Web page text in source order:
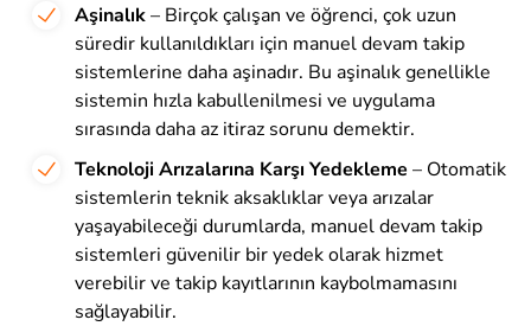
Aşinalık– Birçok çalışan ve öğrenci, çok uzun
süredir kullanıldıkları için manuel devam takip
sistemlerine daha aşinadır. Bu aşinalık genellikle
sistemin hızla kabullenilmesi ve uygulama
sırasında daha az itiraz sorunu demektir.
Teknoloji Arızalarına Karşı Yedekleme – Otomatik
sistemlerin teknik aksaklıklar veya arızalar
yaşayabileceği durumlarda, manuel devam takip
sistemleri güvenilir bir yedek olarak hizmet
verebilir ve takip kayıtlarının kaybolmamasını
sağlayabilir.